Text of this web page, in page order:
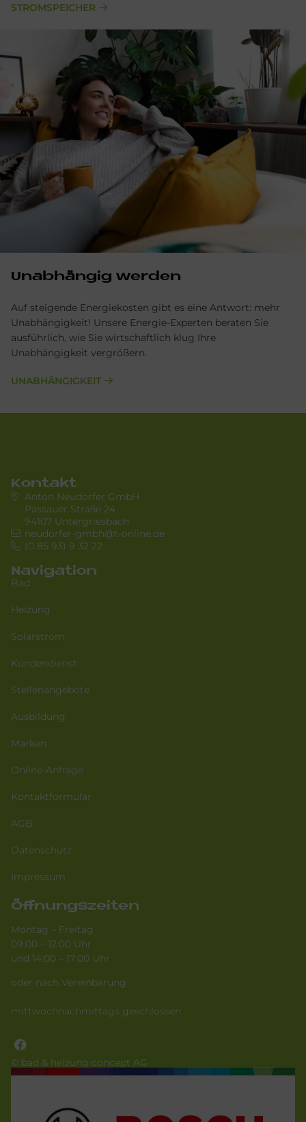
STROMSPEICHER
Un­ab­hän­gig wer­den
Auf steigende Energiekosten gibt es eine Antwort: mehr
Unabhängigkeit! Unsere Energie-Experten beraten Sie
ausführlich, wie Sie wirtschaftlich klug Ihre
Unabhängigkeit vergrößern.
UNABHÄNGIGKEIT
© bad & heizung concept AG
Kontakt
Anton Neudorfer GmbH
Passauer Straße 24
94107 Untergriesbach
neudorfer-gmbh@t-online.de
(0 85 93) 9 32 22
Navigation
Bad
Heizung
Solarstrom
Kundendienst
Stellenangebote
Ausbildung
Marken
Online-Anfrage
Kontaktformular
AGB
Datenschutz
Impressum
Öffnungszeiten
Montag – Freitag
09:00 – 12:00 Uhr
und 14:00 – 17:00 Uhr
oder nach Vereinbarung
mittwochnachmittags geschlossen.